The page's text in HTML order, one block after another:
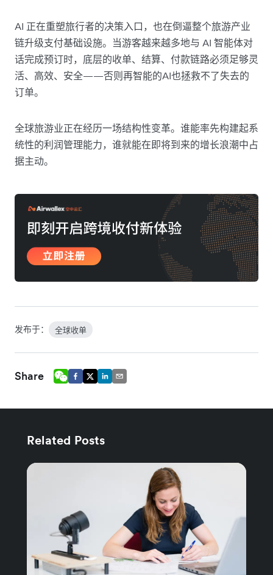
AI 正在重塑旅行者的决策入口，也在倒逼整个旅游产业
链升级支付基础设施。当游客越来越多地与 AI 智能体对
话完成预订时，底层的收单、结算、付款链路必须足够灵
活、高效、安全——否则再智能的AI也拯救不了失去的
订单。
全球旅游业正在经历一场结构性变革。谁能率先构建起系
统性的利润管理能力，谁就能在即将到来的增长浪潮中占
据主动。
发布于： 全球收单
Share
Related Posts